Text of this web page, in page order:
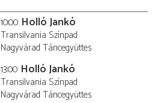
10:00 Holló Jankó
Transilvania Színpad
Nagyvárad Táncegyüttes
13:00 Holló Jankó
Transilvania Színpad
Nagyvárad Táncegyüttes